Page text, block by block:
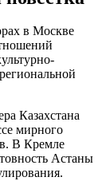
в Москве
Казахстана
мирного
В Кремле
Астаны